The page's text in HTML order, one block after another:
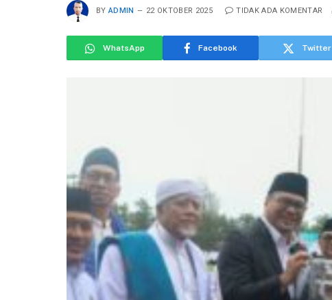
BY ADMIN 22 OKTOBER 2025 TIDAK ADA KOMENTAR
WhatsApp Facebook Twitter